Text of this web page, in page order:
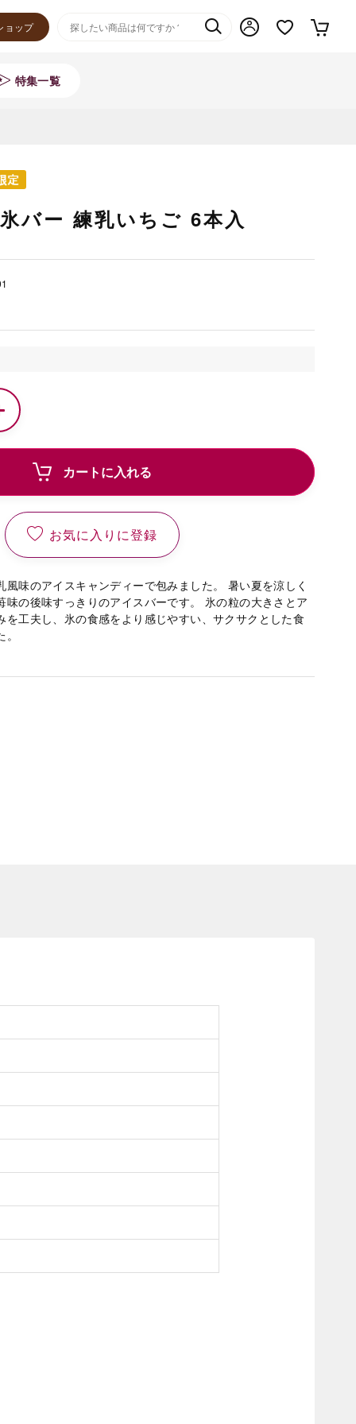
ョップ
特集一覧
バー 練乳いちご 6本入
カートに入れる
お気に入りに登録
風味のアイスキャンディーで包みました。 暑い夏を涼しく
味の後味すっきりのアイスバーです。 氷の粒の大きさとア
を工夫し、氷の食感をより感じやすい、サクサクとした食